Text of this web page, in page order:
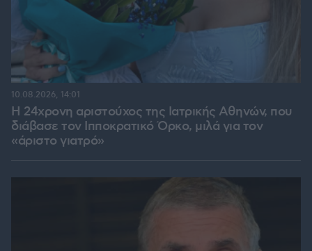
Η 24χρονη αριστούχος της Ιατρικής Αθηνών, που
διάβασε τον Ιπποκρατικό Όρκο, μιλά για τον
«άριστο γιατρό»
10.08.2026, 14:01